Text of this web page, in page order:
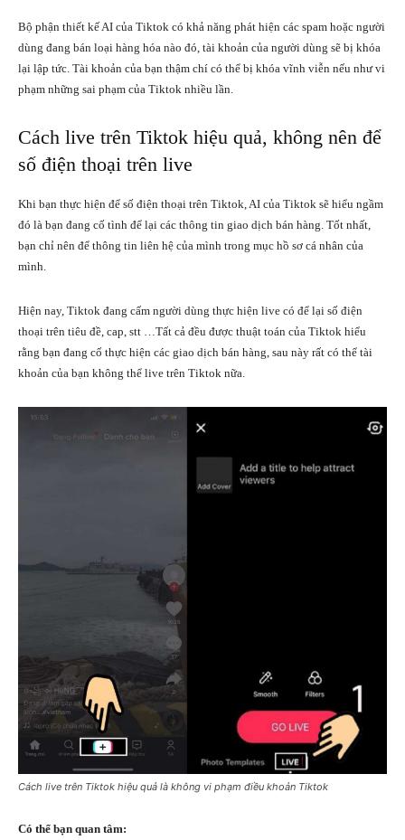
Bộ phận thiết kế AI của Tiktok có khả năng phát hiện các spam hoặc người
dùng đang bán loại hàng hóa nào đó, tài khoản của người dùng sẽ bị khóa
lại lập tức. Tài khoản của bạn thậm chí có thể bị khóa vĩnh viễn nếu như vi
phạm những sai phạm của Tiktok nhiều lần.
Cách live trên Tiktok hiệu quả, không nên để
số điện thoại trên live
Khi bạn thực hiện để số điện thoại trên Tiktok, AI của Tiktok sẽ hiểu ngầm
đó là bạn đang cố tình để lại các thông tin giao dịch bán hàng. Tốt nhất,
bạn chỉ nên để thông tin liên hệ của mình trong mục hồ sơ cá nhân của
mình.
Hiện nay, Tiktok đang cấm người dùng thực hiện live có để lại số điện
thoại trên tiêu đề, cap, stt …Tất cả đều được thuật toán của Tiktok hiểu
rằng bạn đang cố thực hiện các giao dịch bán hàng, sau này rất có thể tài
khoản của bạn không thể live trên Tiktok nữa.
Cách live trên Tiktok hiệu quả là không vi phạm điều khoản Tiktok
Có thể bạn quan tâm: